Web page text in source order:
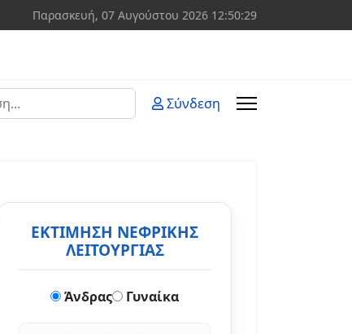
Παρασκευή, 07 Αυγούστου 2026 12:50:30
Σύνδεση
ΕΚΤΙΜΗΣΗ ΝΕΦΡΙΚΗΣ
ΛΕΙΤΟΥΡΓΙΑΣ
Άνδρας Γυναίκα